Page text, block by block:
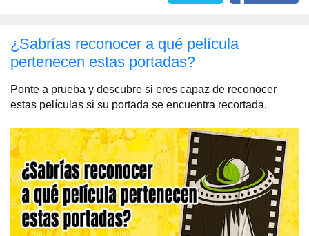
¿Sabrías reconocer a qué película
pertenecen estas portadas?
Ponte a prueba y descubre si eres capaz de reconocer
estas películas si su portada se encuentra recortada.